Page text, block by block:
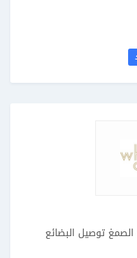
الصمغ توصيل البضائع